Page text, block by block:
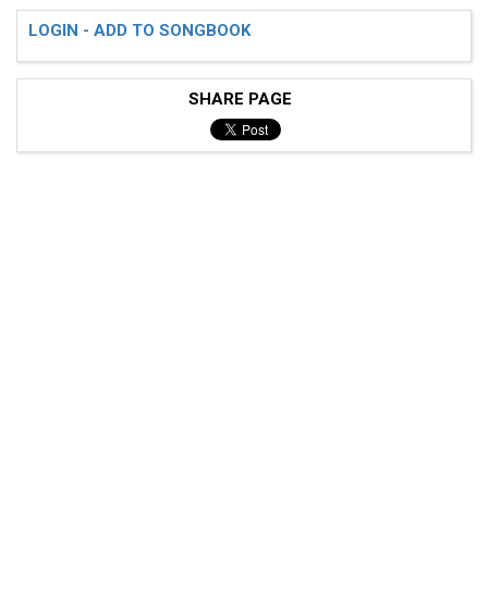
LOGIN - ADD TO SONGBOOK
SHARE PAGE